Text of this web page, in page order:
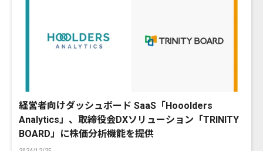
経営者向けダッシュボード SaaS「Hooolders
Analytics」、取締役会DXソリューション「TRINITY
BOARD」に株価分析機能を提供